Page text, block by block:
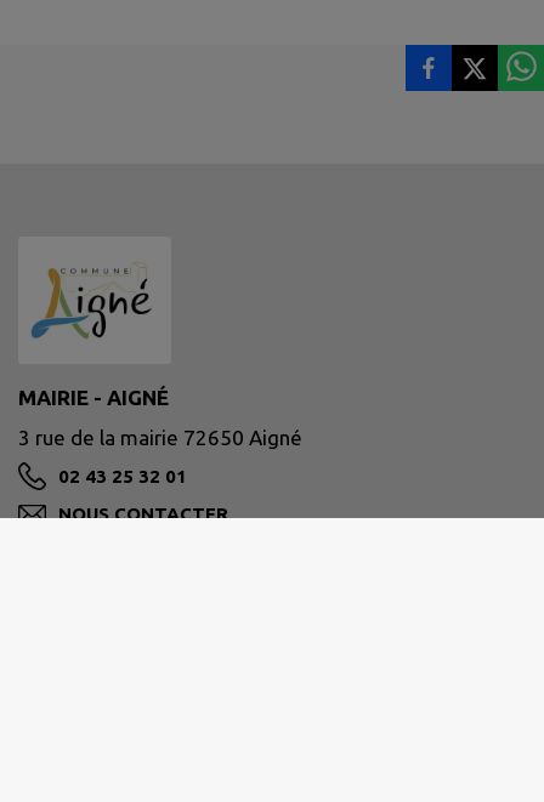
MAIRIE - AIGNÉ
3 rue de la mairie 72650 Aigné
02 43 25 32 01
NOUS CONTACTER